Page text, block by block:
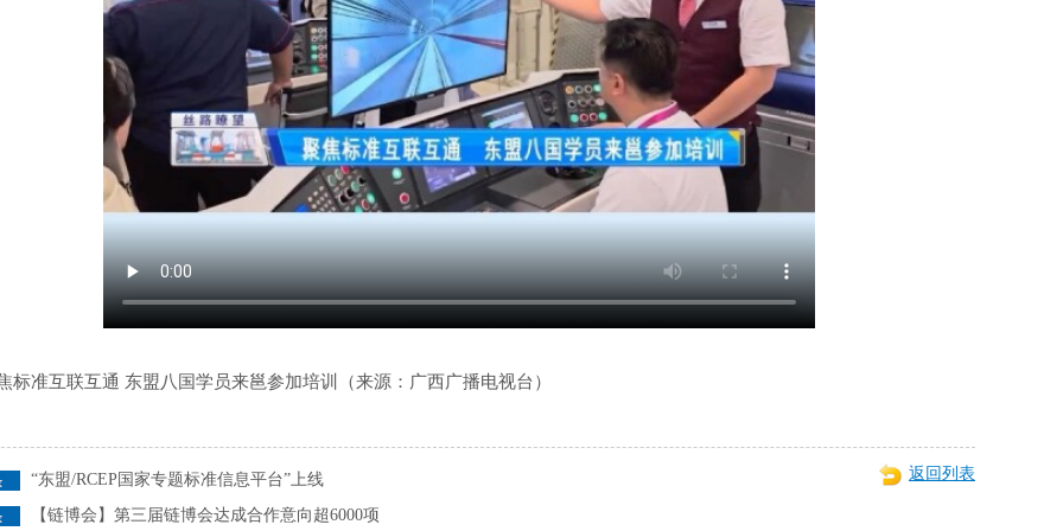
标准互联互通 东盟八国学员来邕参加培训（来源：广西广播电视台）
返回列表
“东盟/RCEP国家专题标准信息平台”上线
【链博会】第三届链博会达成合作意向超6000项